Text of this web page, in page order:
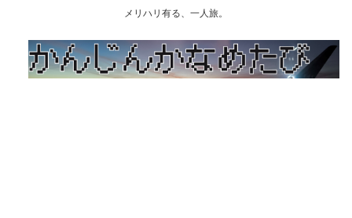
メリハリ有る、一人旅。